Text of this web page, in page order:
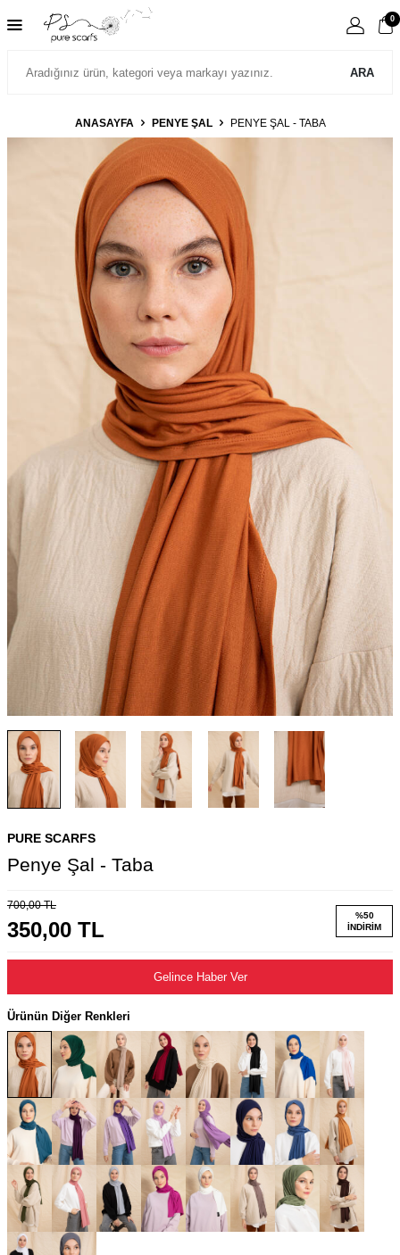
ARA
0
ANASAYFA PENYE ŞAL PENYE ŞAL - TABA
PURE SCARFS
Penye Şal - Taba
700,00TL
350,00 TL
%50
İNDIRIM
Gelince Haber Ver
Ürünün Diğer Renkleri